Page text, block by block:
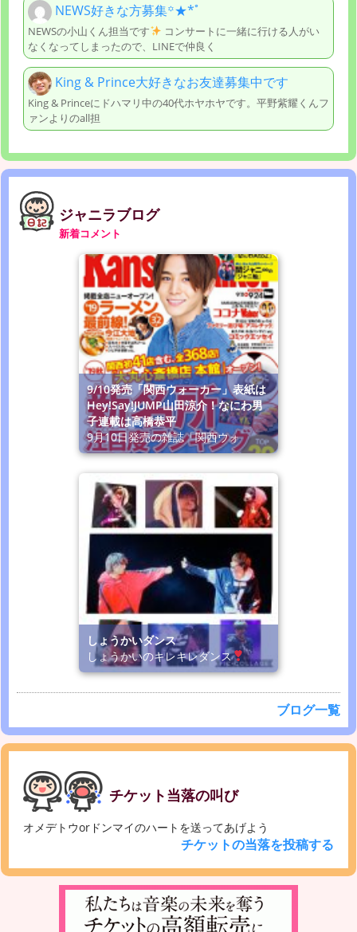
NEWS好きな方募集꙳★*ﾟ
NEWSの小山くん担当です
コンサートに一緒に行ける人がい
なくなってしまったので、LINEで仲良く
King & Prince大好きなお友達募集中です
King & Princeにドハマリ中の40代ホヤホヤです。平野紫耀くんフ
ァンよりのall担
ジャニラブログ
新着コメント
9/10発売「関西ウォーカー」表紙は
Hey!Say!JUMP山田涼介！なにわ男
子連載は高橋恭平
9月10日発売の雑誌「関西ウォ
しょうかいダンス
しょうかいのキレキレダンス
ブログ一覧
チケット当落の叫び
オメデトウorドンマイのハートを送ってあげよう
チケットの当落を投稿する